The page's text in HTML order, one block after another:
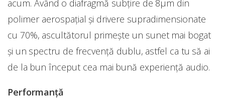
acum. Având o diafragmă subţire de 8µm din
polimer aerospațial şi drivere supradimensionate
cu 70%, ascultătorul primeşte un sunet mai bogat
şi un spectru de frecvenţă dublu, astfel ca tu să ai
de la bun început cea mai bună experienţă audio.
Performanţă